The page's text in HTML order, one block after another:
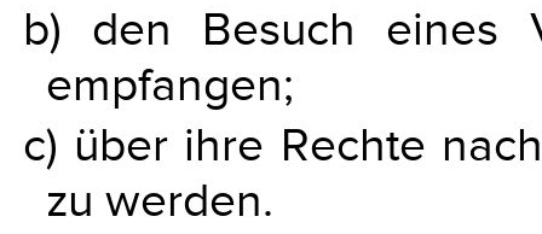
b) den Besuch eines
empfangen;
c) über ihre Rechte
zu werden.